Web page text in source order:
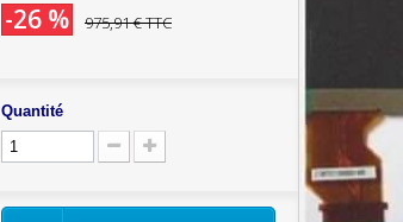
-26 % 975,91 €TTC
Quantité